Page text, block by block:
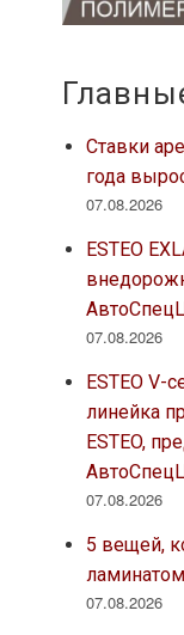
Ставки
года
07.08.2026
ESTEO
07.08.2026
ESTEO V-
линейка
ESTEO,
07.08.2026
5 вещей,
07.08.2026